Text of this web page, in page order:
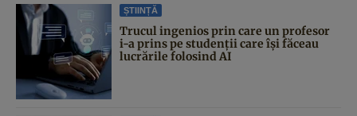
ȘTIINȚĂ
Trucul ingenios prin care un profesor
i-a prins pe studenții care își făceau
lucrările folosind AI